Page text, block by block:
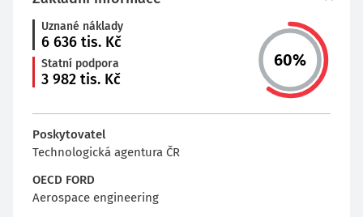
Uznané náklady
6 636 tis. Kč
Statní podpora
3 982 tis. Kč
60%
Poskytovatel
Technologická agentura ČR
OECD FORD
Aerospace engineering